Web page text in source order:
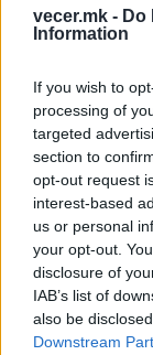
vecer.mk - Do
Information
If you wish to
processing of
targeted
section to
opt-out request
interest-based
us or personal
your opt-out.
disclosure of
IAB’s list of
also be
Downstream
Во јуни
од
странските
вадење на
секторот
зголемени
индустриски
јуни 2025
0.4 % во
5.3 % во
година